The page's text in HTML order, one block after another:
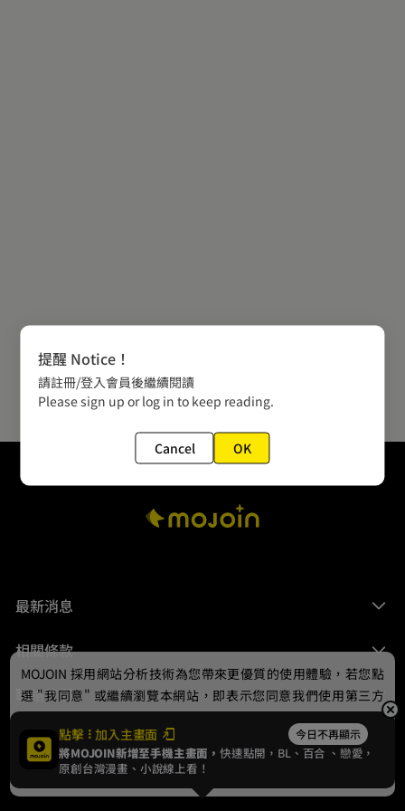
最新消息
相關條款
聯絡我們
© 2024 gamania Digital Entertainment Co., Ltd.
點擊 加入主畫面 今日不再顯示
將MOJOIN新增至手機主畫面，快速點開，BL、 百合 、戀愛，
原創台灣漫畫、小說線上看！
MOJOIN 採用網站分析技術為您帶來更優質的使用體驗，若您點
選 "我同意" 或繼續瀏覽本網站，即表示您同意我們使用第三方
Cookie，欲瞭解更多資訊請見隱私權政策。
我同意
提醒 Notice！
請註冊/登入會員後繼續閱讀
Please sign up or log in to keep reading.
Cancel OK